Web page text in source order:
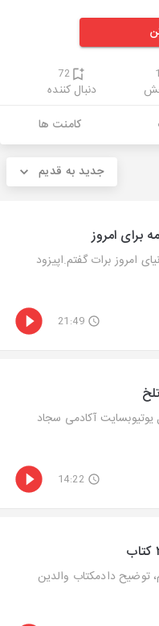
72
دنبال کننده
کامنت ها
جدید به قدیم
امروز برات گفتم.اپیزود
21:49
آکادمی سجاد
14:22
آخرم، توضیح دادمکتاب والدین